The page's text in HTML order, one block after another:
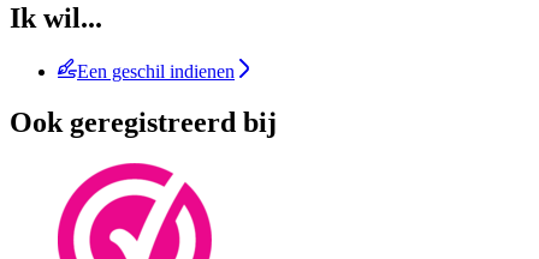
Ik wil...
Een geschil indienen
Ook geregistreerd bij